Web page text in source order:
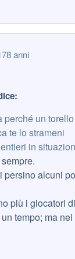
8 anni
perché un
te lo strameni
in
persino alcuni
più i giocatori
tempo; ma